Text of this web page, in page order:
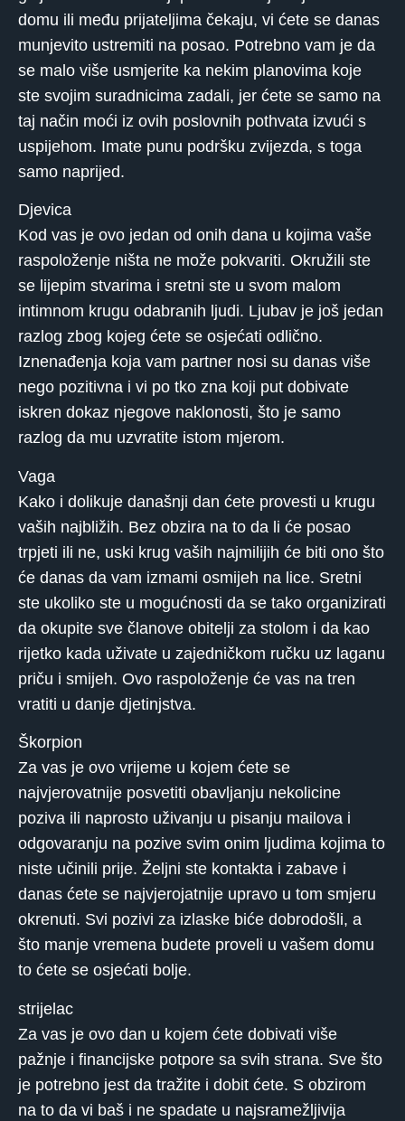
domu ili među prijateljima čekaju, vi ćete se danas
munjevito ustremiti na posao. Potrebno vam je da
se malo više usmjerite ka nekim planovima koje
ste svojim suradnicima zadali, jer ćete se samo na
taj način moći iz ovih poslovnih pothvata izvući s
uspijehom. Imate punu podršku zvijezda, s toga
samo naprijed.
Djevica
Kod vas je ovo jedan od onih dana u kojima vaše
raspoloženje ništa ne može pokvariti. Okružili ste
se lijepim stvarima i sretni ste u svom malom
intimnom krugu odabranih ljudi. Ljubav je još jedan
razlog zbog kojeg ćete se osjećati odlično.
Iznenađenja koja vam partner nosi su danas više
nego pozitivna i vi po tko zna koji put dobivate
iskren dokaz njegove naklonosti, što je samo
razlog da mu uzvratite istom mjerom.
Vaga
Kako i dolikuje današnji dan ćete provesti u krugu
vaših najbližih. Bez obzira na to da li će posao
trpjeti ili ne, uski krug vaših najmilijih će biti ono što
će danas da vam izmami osmijeh na lice. Sretni
ste ukoliko ste u mogućnosti da se tako organizirati
da okupite sve članove obitelji za stolom i da kao
rijetko kada uživate u zajedničkom ručku uz laganu
priču i smijeh. Ovo raspoloženje će vas na tren
vratiti u danje djetinjstva.
Škorpion
Za vas je ovo vrijeme u kojem ćete se
najvjerovatnije posvetiti obavljanju nekolicine
poziva ili naprosto uživanju u pisanju mailova i
odgovaranju na pozive svim onim ljudima kojima to
niste učinili prije. Željni ste kontakta i zabave i
danas ćete se najvjerojatnije upravo u tom smjeru
okrenuti. Svi pozivi za izlaske biće dobrodošli, a
što manje vremena budete proveli u vašem domu
to ćete se osjećati bolje.
strijelac
Za vas je ovo dan u kojem ćete dobivati ​​više
pažnje i financijske potpore sa svih strana. Sve što
je potrebno jest da tražite i dobit ćete. S obzirom
na to da vi baš i ne spadate u najsramežljivija